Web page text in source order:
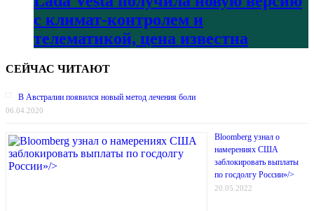
с климат-контролем и
телематикой, цена известна
СЕЙЧАС ЧИТАЮТ
В Австралии появился новый метод лечения боли
06.04.2020
Bloomberg узнал о
намерениях США
заблокировать выплаты
по госдолгу России»/>
20.05.2022